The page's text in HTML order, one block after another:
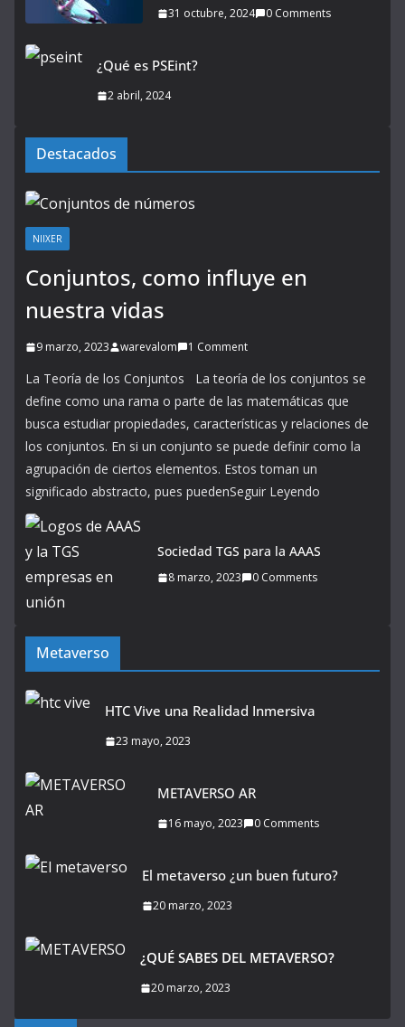
31 octubre, 2024 0 Comments
¿Qué es PSEint?
2 abril, 2024
Destacados
NIIXER
Conjuntos, como influye en
nuestra vidas
9 marzo, 2023 warevalom 1 Comment
La Teoría de los Conjuntos La teoría de los conjuntos se
define como una rama o parte de las matemáticas que
busca estudiar propiedades, características y relaciones de
los conjuntos. En si un conjunto se puede definir como la
agrupación de ciertos elementos. Estos toman un
significado abstracto, pues puedenSeguir Leyendo
Sociedad TGS para la AAAS
8 marzo, 2023 0 Comments
Metaverso
HTC Vive una Realidad Inmersiva
23 mayo, 2023
METAVERSO AR
16 mayo, 2023 0 Comments
El metaverso ¿un buen futuro?
20 marzo, 2023
¿QUÉ SABES DEL METAVERSO?
20 marzo, 2023